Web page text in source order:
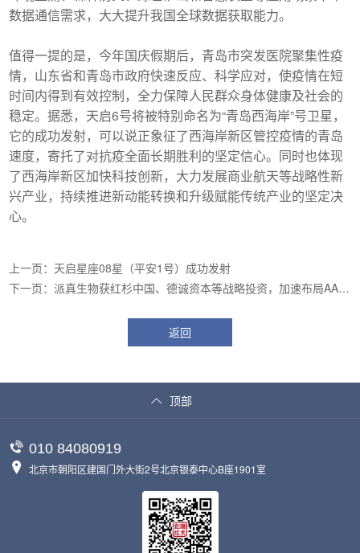
数据通信需求，大大提升我国全球数据获取能力。
值得一提的是，今年国庆假期后，青岛市突发医院聚集性疫
情，山东省和青岛市政府快速反应、科学应对，使疫情在短
时间内得到有效控制，全力保障人民群众身体健康及社会的
稳定。据悉，天启6号将被特别命名为“青岛西海岸”号卫星，
它的成功发射，可以说正象征了西海岸新区管控疫情的青岛
速度，寄托了对抗疫全面长期胜利的坚定信心。同时也体现
了西海岸新区加快科技创新，大力发展商业航天等战略性新
兴产业，持续推进新动能转换和升级赋能传统产业的坚定决
心。
上一页：天启星座08星（平安1号）成功发射
下一页：派真生物获红杉中国、德诚资本等战略投资，加速布局AAV
返回
顶部
010 84080919
北京市朝阳区建国门外大街2号北京银泰中心B座1901室